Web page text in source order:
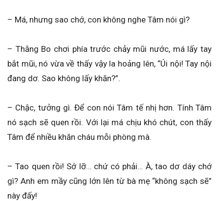
– Má, nhưng sao chớ, con không nghe Tâm nói gì?
– Thằng Bo chơi phía trước chảy mũi nước, má lấy tay
bắt mũi, nó vừa về thấy vậy la hoảng lên, “Úi nội! Tay nội
đang dơ. Sao không lấy khăn?”.
– Chậc, tưởng gì. Để con nói Tâm tế nhị hơn. Tính Tâm
nó sạch sẽ quen rồi. Với lại má chịu khó chút, con thấy
Tâm để nhiều khăn cháu mỗi phòng mà.
– Tao quen rồi! Sớ lỡ… chứ có phải… À, tao dơ dáy chớ
gì? Anh em mầy cũng lớn lên từ bà mẹ “không sạch sẽ”
này đấy!